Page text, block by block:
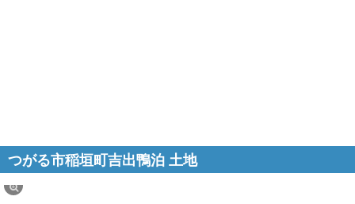
つがる市稲垣町吉出鴨泊 土地